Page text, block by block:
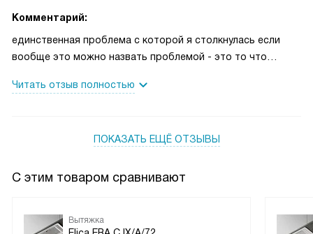
Комментарий:
единственная проблема с которой я столкнулась если
вообще это можно назвать проблемой - это то что
блестело - приходится постоянно протирать)) в
Читать отзыв полностью
ПОКАЗАТЬ ЕЩЁ ОТЗЫВЫ
С этим товаром сравнивают
Вытяжка